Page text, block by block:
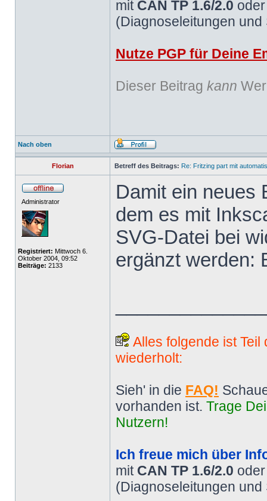
mit CAN TP 1.6/2.0
(Diagnoseleitungen
Nutze PGP für Deine
Dieser Beitrag kann
Nach oben
Florian Betreff des Beitrags: Re: Fritzing part mit
Administrator
Registriert: Mittwoch 6.
Oktober 2004, 09:52
Beiträge: 2133
Damit ein neues
dem es mit
SVG-Datei bei
ergänzt werden:
Alles folgende ist
wiederholt:
Sieh' in die FAQ!
vorhanden ist. Trage
Nutzern!
Ich freue mich über
mit CAN TP 1.6/2.0
(Diagnoseleitungen